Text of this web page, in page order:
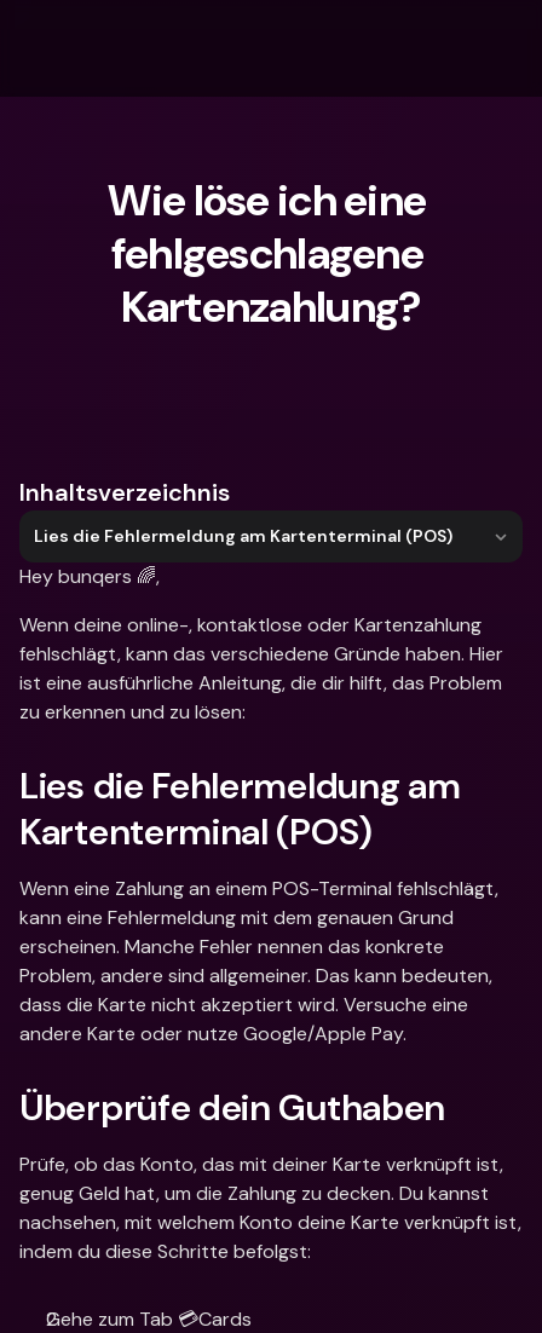
Wie löse ich eine
fehlgeschlagene
Kartenzahlung?
Inhaltsverzeichnis
Lies die Fehlermeldung am Kartenterminal (POS)
Hey bunqers 🌈,
Wenn deine online-, kontaktlose oder Kartenzahlung
fehlschlägt, kann das verschiedene Gründe haben. Hier
ist eine ausführliche Anleitung, die dir hilft, das Problem
zu erkennen und zu lösen:
Lies die Fehlermeldung am
Kartenterminal (POS)
Wenn eine Zahlung an einem POS-Terminal fehlschlägt,
kann eine Fehlermeldung mit dem genauen Grund
erscheinen. Manche Fehler nennen das konkrete
Problem, andere sind allgemeiner. Das kann bedeuten,
dass die Karte nicht akzeptiert wird. Versuche eine
andere Karte oder nutze Google/Apple Pay.
Überprüfe dein Guthaben
Prüfe, ob das Konto, das mit deiner Karte verknüpft ist,
genug Geld hat, um die Zahlung zu decken. Du kannst
nachsehen, mit welchem Konto deine Karte verknüpft ist,
indem du diese Schritte befolgst:
Gehe zum Tab 💳Cards